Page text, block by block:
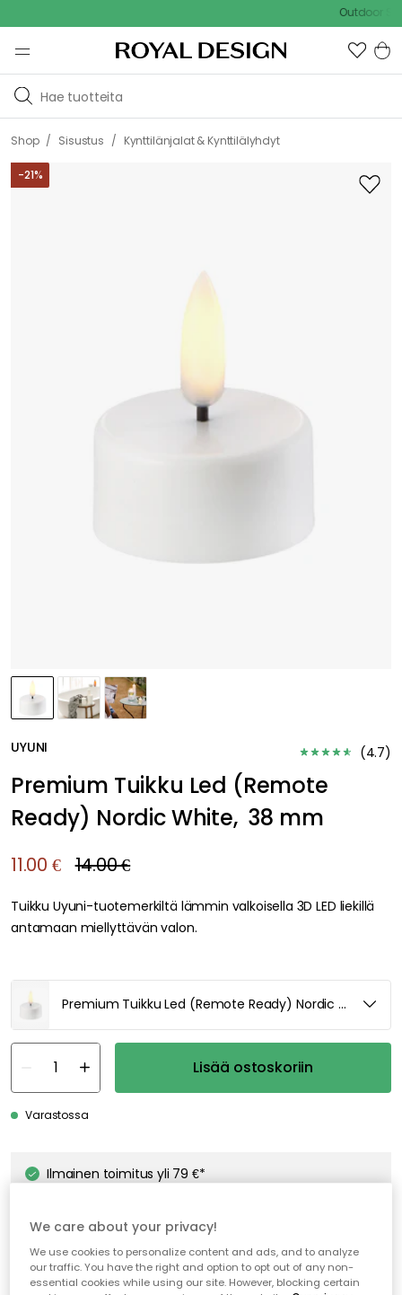
Outdoor Sale -
Shop / Sisustus / Kynttilänjalat & Kynttilälyhdyt
-21%
UYUNI (4.7)
Premium Tuikku Led (Remote
Ready) Nordic White, 38 mm
11.00 € 14.00 €
Tuikku Uyuni-tuotemerkiltä lämmin valkoisella 3D LED liekillä
antamaan miellyttävän valon.
Premium Tuikku Led (Remote Ready) Nordic White,
Lisää ostoskoriin
Varastossa
Ilmainen toimitus yli 79 €*
Avoin palautusoikeus 30 päivän ajan
We care about your privacy!
We use cookies to personalize content and ads, and to analyze
our traffic. You have the right and option to opt out of any non-
essential cookies while using our site. However, blocking certain